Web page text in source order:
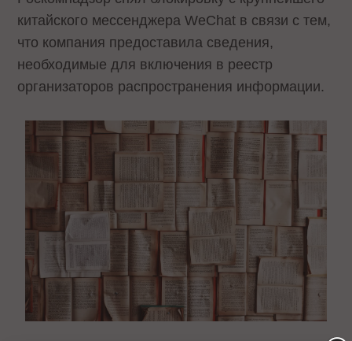
китайского мессенджера WeChat в связи с тем,
что компания предоставила сведения,
необходимые для включения в реестр
организаторов распространения информации.